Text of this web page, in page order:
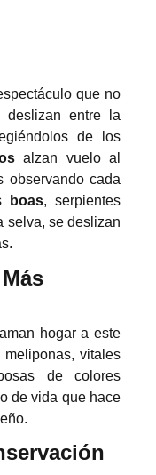
que no
deslizan entre la
de los
alzan vuelo al
observando cada
boas, serpientes
selva, se deslizan
hogar a este
meliponas, vitales
de colores
de vida que hace